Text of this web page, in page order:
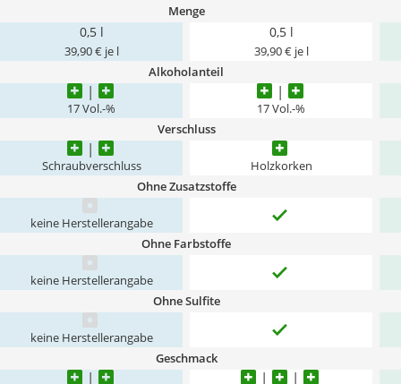
Menge
0,5 l
39,90 € je l
0,5 l
39,90 € je l
Alkoholanteil
17 Vol.-% 17 Vol.-%
Verschluss
Schraubverschluss Holzkorken
Ohne Zusatzstoffe
keine Herstellerangabe
Ohne Farbstoffe
keine Herstellerangabe
Ohne Sulfite
keine Herstellerangabe
Geschmack